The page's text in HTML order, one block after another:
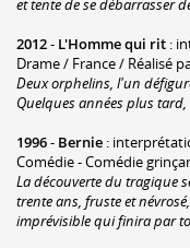
et tente de se débarrasser
2012- L'Homme qui rit :
Drame / France / Réalisé
Deux orphelins, l'un
Quelques années plus
1996- Bernie :
Comédie - Comédie
La découverte du tragique
trente ans, fruste et
imprévisible qui finira par